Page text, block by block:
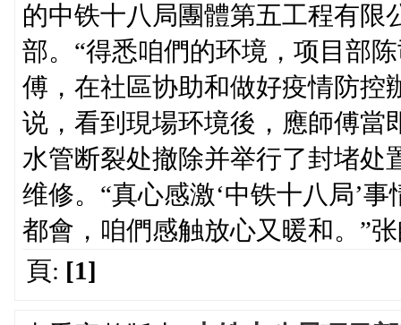
的中铁十八局團體第五工程有限
部。“得悉咱們的环境，项目部
傅，在社區协助和做好疫情防控
说，看到現場环境後，應師傅當
水管断裂处撤除并举行了封堵处
维修。“真心感激‘中铁十八局’
都會，咱們感触放心又暖和。”
頁: [1]